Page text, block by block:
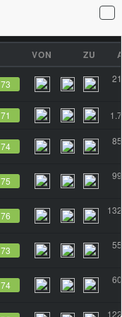
VON ZU
73
71
74
75
76
73
74